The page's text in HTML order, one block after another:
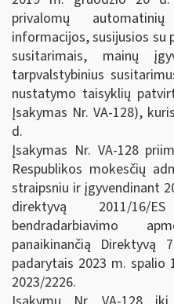
privalomų
informacijos, susijusios su
susitarimais, mainų
tarpvalstybinius
nustatymo taisyklių
Įsakymas Nr. VA-128),
d.
Įsakymas Nr. VA-128
Respublikos mokesčių
straipsniu ir įgyvendinant
direktyvą 2011/16/
bendradarbiavimo
panaikinančią Direktyvą
padarytais 2023 m. spalio
2023/2226.